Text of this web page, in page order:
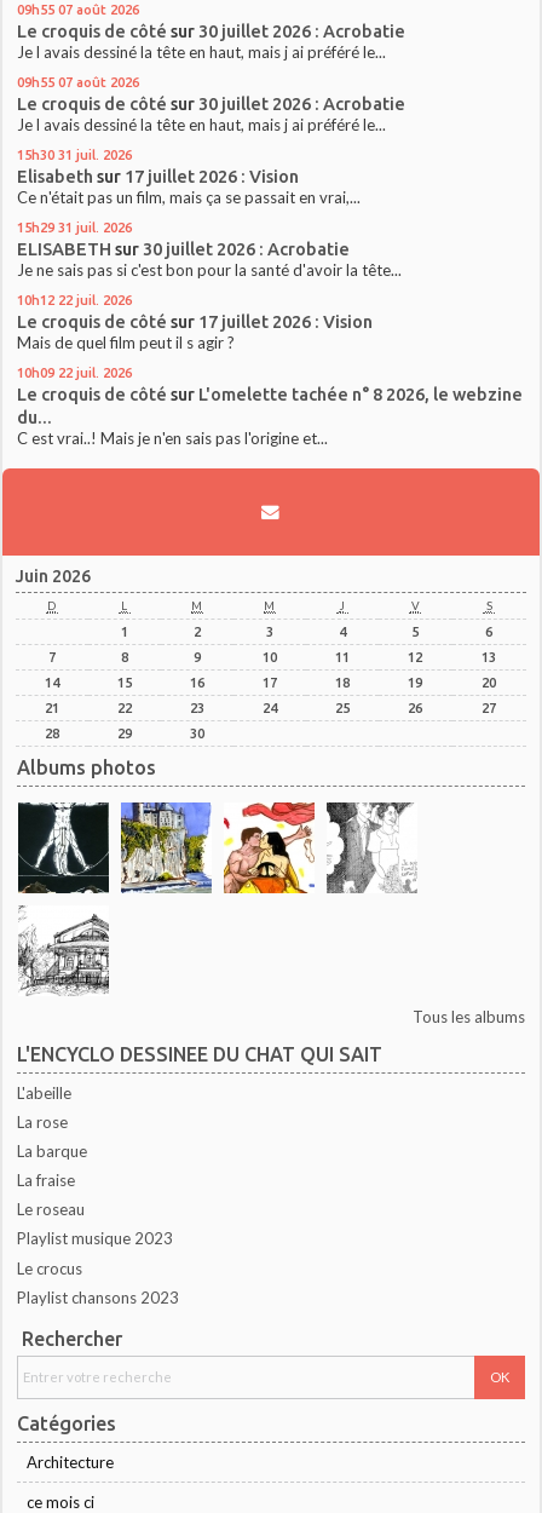
09h55 07 août 2026
Le croquis de côté sur 30 juillet 2026 : Acrobatie
Je l avais dessiné la tête en haut, mais j ai préféré le...
09h55 07 août 2026
Le croquis de côté sur 30 juillet 2026 : Acrobatie
Je l avais dessiné la tête en haut, mais j ai préféré le...
15h30 31 juil. 2026
Elisabeth sur 17 juillet 2026 : Vision
Ce n'était pas un film, mais ça se passait en vrai,...
15h29 31 juil. 2026
ELISABETH sur 30 juillet 2026 : Acrobatie
Je ne sais pas si c'est bon pour la santé d'avoir la tête...
10h12 22 juil. 2026
Le croquis de côté sur 17 juillet 2026 : Vision
Mais de quel film peut il s agir ?
10h09 22 juil. 2026
Le croquis de côté sur L'omelette tachée n° 8 2026, le webzine
du...
C est vrai..! Mais je n'en sais pas l'origine et...
Juin 2026
D L M M J V S
1 2 3 4 5
6
7
8 9 10 11 12
13
14
15 16 17 18 19
20
21
22 23 24 25 26
27
28
29 30
Albums photos
Tous les albums
L'ENCYCLO DESSINEE DU CHAT QUI SAIT
L'abeille
La rose
La barque
La fraise
Le roseau
Playlist musique 2023
Le crocus
Playlist chansons 2023
Rechercher
Catégories
Architecture
ce mois ci